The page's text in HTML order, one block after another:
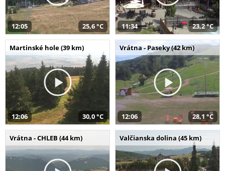
12:05 25,6 °C 11:34 23,2 °C
Martinské hole (39 km)
12:06 30,0 °C
Vrátna - Paseky (42 km)
12:06 28,1 °C
Vrátna - CHLEB (44 km) Valčianska dolina (45 km)